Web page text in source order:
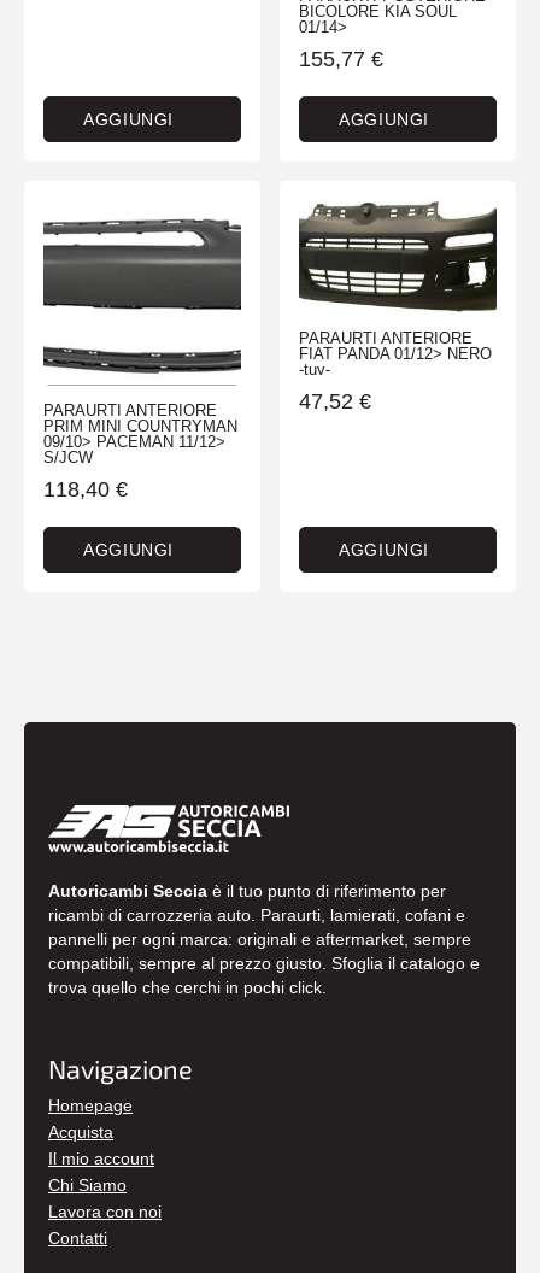
AGGIUNGI
BICOLORE KIA SOUL
01/14>
155,77 €
AGGIUNGI
PARAURTI ANTERIORE
PRIM MINI COUNTRYMAN
09/10> PACEMAN 11/12>
S/JCW
118,40 €
AGGIUNGI
PARAURTI ANTERIORE
FIAT PANDA 01/12> NERO
-tuv-
47,52 €
AGGIUNGI
Autoricambi Seccia è il tuo punto di riferimento per
ricambi di carrozzeria auto. Paraurti, lamierati, cofani e
pannelli per ogni marca: originali e aftermarket, sempre
compatibili, sempre al prezzo giusto. Sfoglia il catalogo e
trova quello che cerchi in pochi click.
Navigazione
Homepage
Acquista
Il mio account
Chi Siamo
Lavora con noi
Contatti